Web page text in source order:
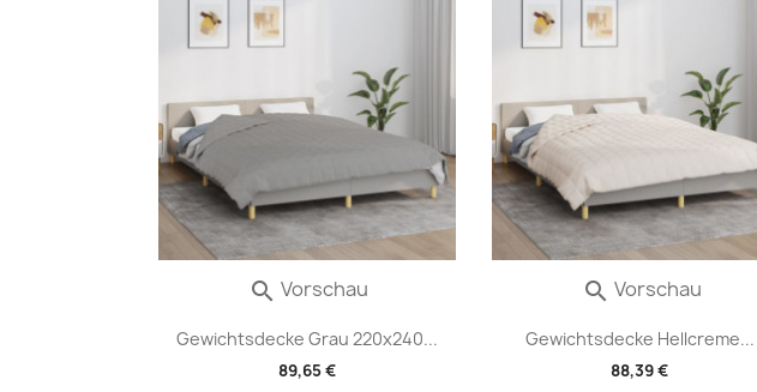
Gewichtsdecke Grau 220x240...
89,65 €
 Vorschau
Gewichtsdecke Hellcreme...
88,39 €
 Vorschau